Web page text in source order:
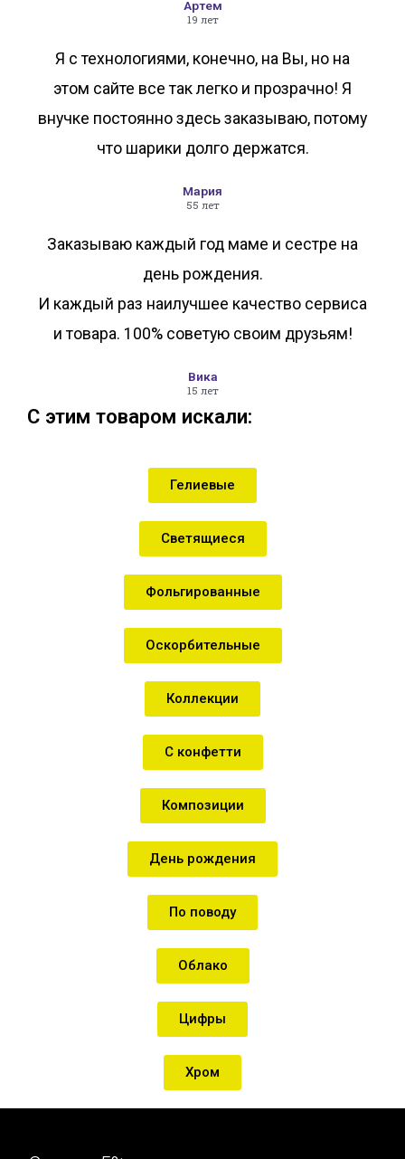
Артем
19 лет
Я с технологиями, конечно, на Вы, но на
этом сайте все так легко и прозрачно! Я
внучке постоянно здесь заказываю, потому
что шарики долго держатся.
Мария
55 лет
Заказываю каждый год маме и сестре на
день рождения.
И каждый раз наилучшее качество сервиса
и товара. 100% советую своим друзьям!
Вика
15 лет
С этим товаром искали:
Гелиевые
Светящиеся
Фольгированные
Оскорбительные
Коллекции
С конфетти
Композиции
День рождения
По поводу
Облако
Цифры
Хром